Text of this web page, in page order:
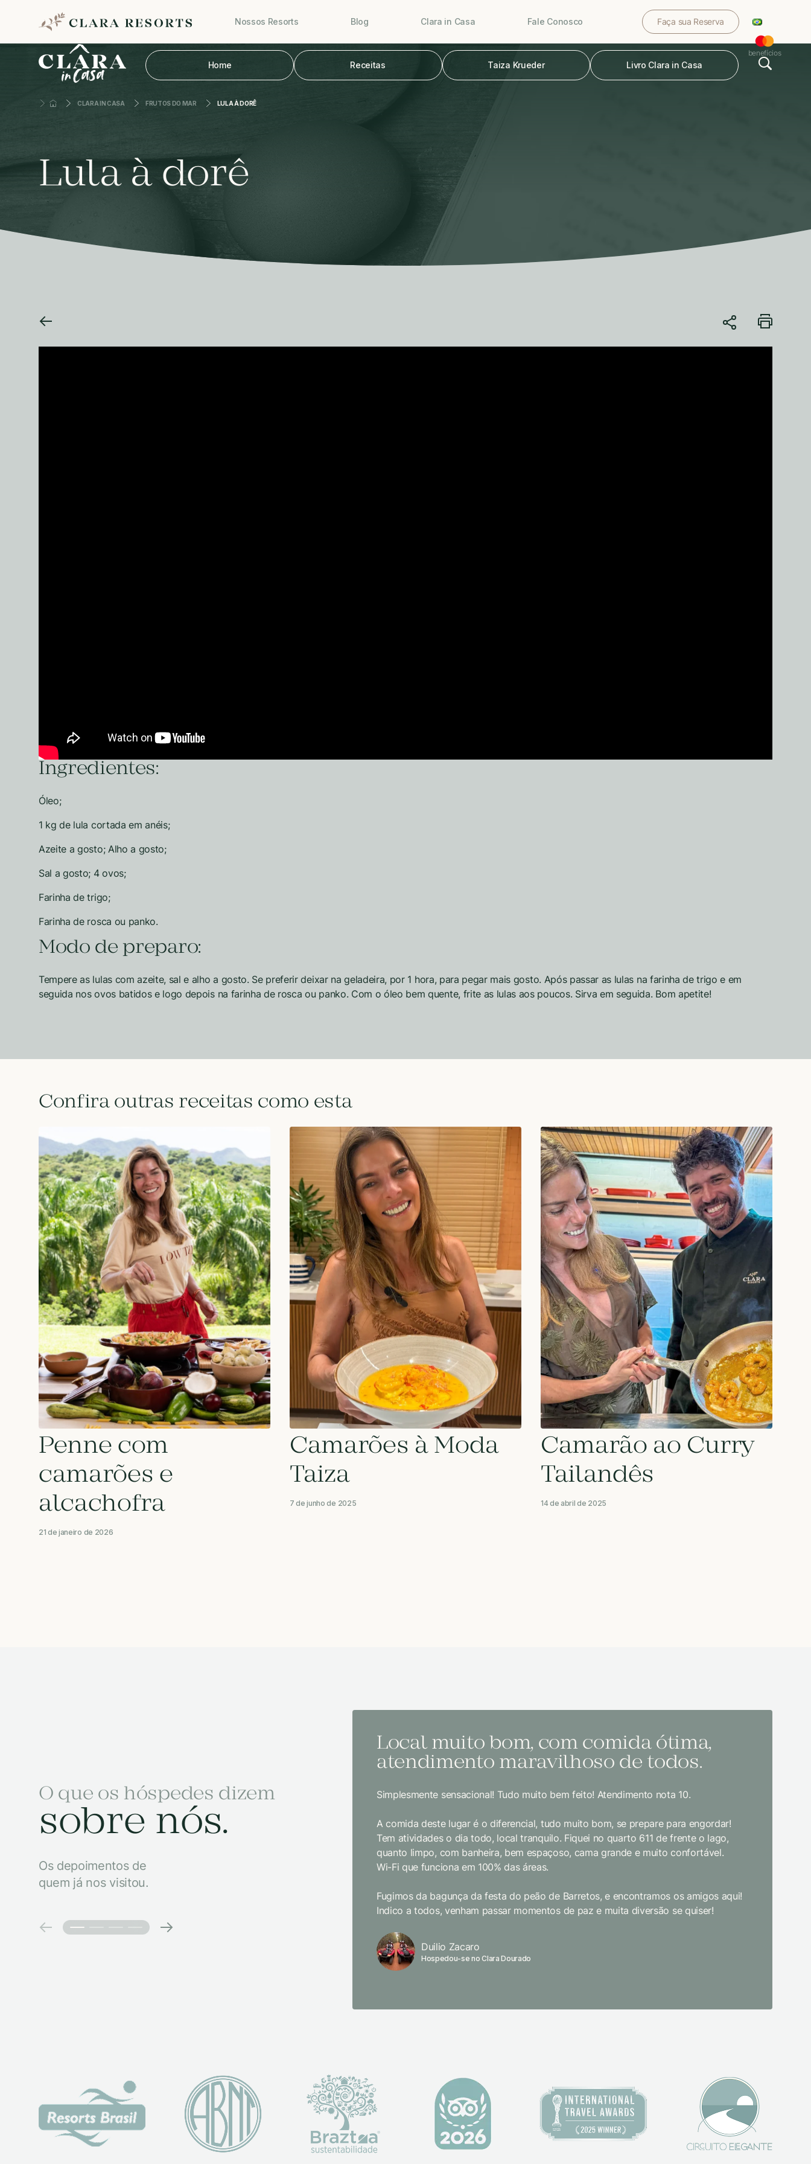
Nossos Resorts Blog Clara in Casa Fale Conosco Faça sua Reserva
benefícios
Home Receitas Taiza Krueder Livro Clara in Casa
CLARA IN CASA FRUTOS DO MAR LULA À DORÊ
Lula à dorê
Ingredientes:
Óleo;
1 kg de lula cortada em anéis;
Azeite a gosto; Alho a gosto;
Sal a gosto; 4 ovos;
Farinha de trigo;
Farinha de rosca ou panko.
Modo de preparo:
Tempere as lulas com azeite, sal e alho a gosto. Se preferir deixar na geladeira, por 1 hora, para pegar mais gosto. Após passar as lulas na farinha de trigo e em
seguida nos ovos batidos e logo depois na farinha de rosca ou panko. Com o óleo bem quente, frite as lulas aos poucos. Sirva em seguida. Bom apetite!
Confira outras receitas como esta
Penne com
camarões e
alcachofra
21 de janeiro de 2026
Camarões à Moda
Taiza
7 de junho de 2025
Camarão ao Curry
Tailandês
14 de abril de 2025
O que os hóspedes dizem
sobre nós.
Os depoimentos de
quem já nos visitou.
Local muito bom, com comida ótima,
atendimento maravilhoso de todos.
Simplesmente sensacional! Tudo muito bem feito! Atendimento nota 10.
A comida deste lugar é o diferencial, tudo muito bom, se prepare para engordar!
Tem atividades o dia todo, local tranquilo. Fiquei no quarto 611 de frente o lago,
quanto limpo, com banheira, bem espaçoso, cama grande e muito confortável.
Wi-Fi que funciona em 100% das áreas.
Fugimos da bagunça da festa do peão de Barretos, e encontramos os amigos aqui!
Indico a todos, venham passar momentos de paz e muita diversão se quiser!
Duilio Zacaro
Hospedou-se no Clara Dourado